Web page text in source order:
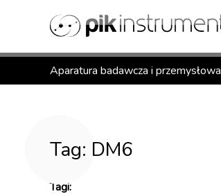
Aparatura badawcza i przemysłowa
Tag: DM6
Tagi: